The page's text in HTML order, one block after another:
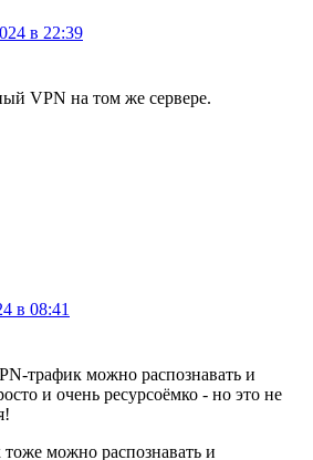
в 22:39
VPN на том же сервере.
в 08:41
трафик можно распознавать и
и очень ресурсоёмко - но это не
можно распознавать и